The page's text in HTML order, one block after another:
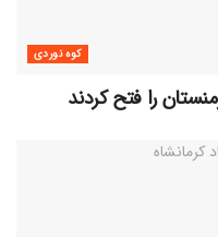
کوه نوردی